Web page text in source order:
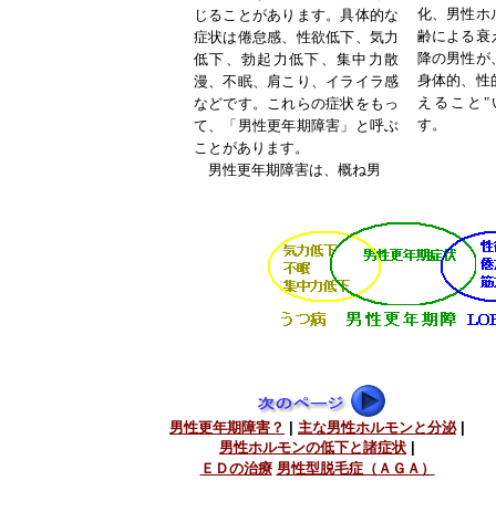
化、男性ホ
齢による衰
降の男性が
身体的、性
えること"
す。
じることがあります。具体的な
症状は倦怠感、性欲低下、気力
低下、勃起力低下、集中力散
漫、不眠、肩こり、イライラ感
などです。これらの症状をもっ
て、「男性更年期障害」と呼ぶ
ことがあります。
男性更年期障害は、概ね男
男性更年期障害？ 主な男性ホルモンと分泌|
男性ホルモンの低下と諸症状
ＥＤの治療 男性型脱毛症（ＡＧＡ）